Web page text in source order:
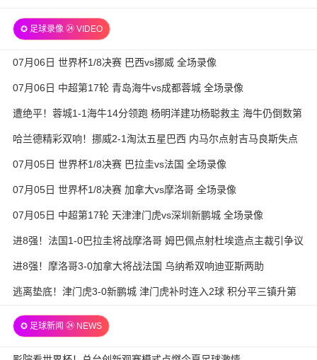
✪ 足球录像 ㉔ VIDEO
07月06日 世界杯1/8决赛 巴西vs挪威 全场录像
07月06日 中超第17轮 青岛海牛vs成都蓉城 全场录像
遭绝平！蓉城1-1海牛14分领跑 杨明洋建功杨聪救主 海牛仍倒数第
哈兰德精彩双响！挪威2-1淘汰五星巴西 内马尔点射吉马良斯失点
07月05日 世界杯1/8决赛 巴拉圭vs法国 全场录像
07月05日 世界杯1/8决赛 加拿大vs摩洛哥 全场录像
07月05日 中超第17轮 天津津门虎vs深圳新鹏城 全场录像
进8强！法国1-0巴拉圭将战摩洛哥 姆巴佩点射杜埃造点主裁引争议
进8强！摩洛哥3-0加拿大将战法国 乌纳希双响迪亚斯两助
逃离垫底！津门虎3-0新鹏城 津门虎补时连入2球 积分平三镇升第
✪ 足球新闻 ㉔ NEWS